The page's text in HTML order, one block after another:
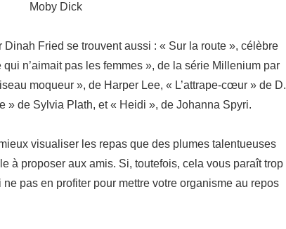
Moby Dick
Fried se trouvent aussi : « Sur la route », célèbre
qui n’aimait pas les femmes », de la série Millenium par
moqueur », de Harper Lee, « L’attrape-cœur » de D.
» de Sylvia Plath, et « Heidi », de Johanna Spyri.
visualiser les repas que des plumes talentueuses
à proposer aux amis. Si, toutefois, cela vous paraît trop
pas en profiter pour mettre votre organisme au repos